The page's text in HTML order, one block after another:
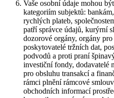
Vaše osobní údaje mohou
kategoriím subjektů:
rychlých plateb,
patří správce údajů, kurýrní
dozorové orgány, orgány
poskytovatelé tržních dat,
podvodů a proti praní
investiční fondy, dodavatelé
pro obsluhu transakcí a
rámci plnění rámcové
obchodních informací